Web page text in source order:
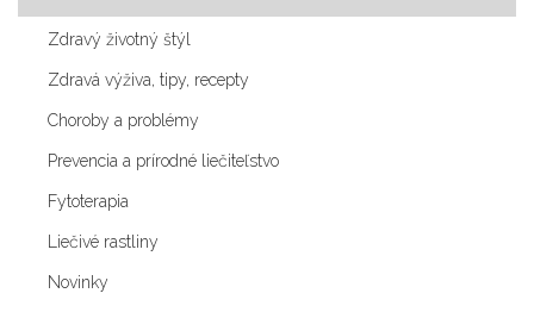
Zdravý životný štýl
Zdravá výživa, tipy, recepty
Choroby a problémy
Prevencia a prírodné liečiteľstvo
Fytoterapia
Liečivé rastliny
Novinky